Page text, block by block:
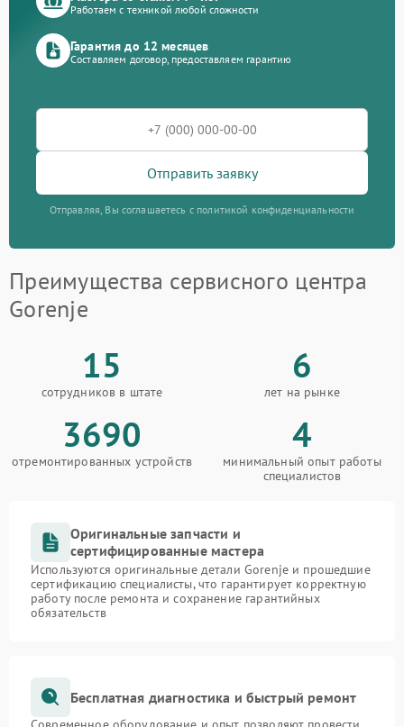
Работаем с техникой любой сложности
Гарантия до 12 месяцев
Составляем договор, предоставляем гарантию
Отправить заявку
Отправляя, Вы соглашаетесь с политикой конфиденциальности
Преимущества сервисного центра
Gorenje
15
сотрудников в штате
6
лет на рынке
3690
отремонтированных устройств
4
минимальный опыт работы
специалистов
Оригинальные запчасти и
сертифицированные мастера
Используются оригинальные детали Gorenje и прошедшие
сертификацию специалисты, что гарантирует корректную
работу после ремонта и сохранение гарантийных
обязательств
Бесплатная диагностика и быстрый ремонт